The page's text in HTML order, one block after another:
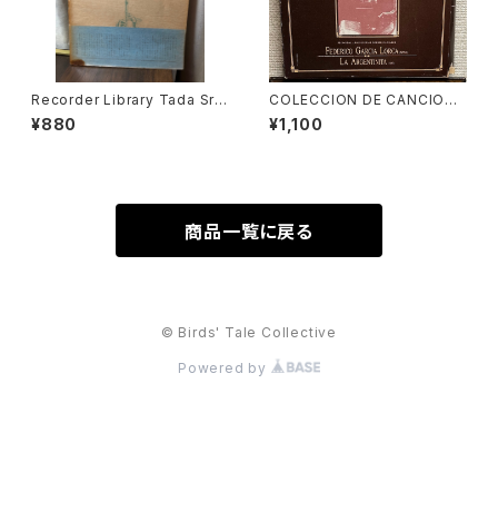
Recorder Library Tada Srie
s1 25 BAROQUE PIECES FO
R TREBLE RECORDER AND
¥880
COLECCION DE CANCIONE
S POPULARES ESPAÑOLAS
【演奏者：FEDERICO GARCIA
¥1,100
商品一覧に戻る
© Birds' Tale Collective
Powered by